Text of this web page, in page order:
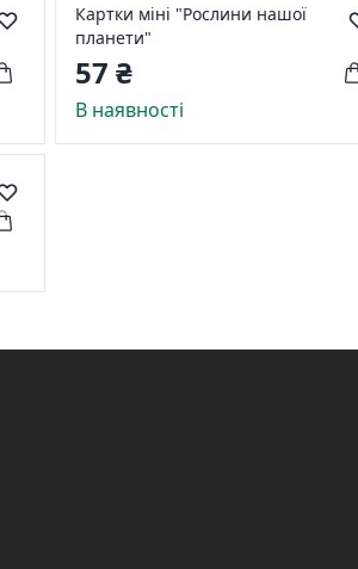
Картки міні "Рослини нашої
планети"
57 ₴
В наявності